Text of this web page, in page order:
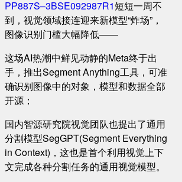
PP887S–3BSE092987R1短短一周不
到，视觉领域接连迎来新模型“炸场”，
图像识别门槛大幅降低——
这场AI热潮中鲜见动静的Meta终于出
手，推出Segment Anything工具，可准
确识别图像中的对象，模型和数据全部
开源；
国内智源研究院视觉团队也提出了通用
分割模型SegGPT(Segment Everything
in Context)，这也是首个利用视觉上下
文完成各种分割任务的通用视觉模型。